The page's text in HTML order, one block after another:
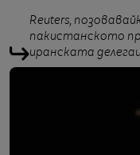
Reuters,
пакистанското
иранската